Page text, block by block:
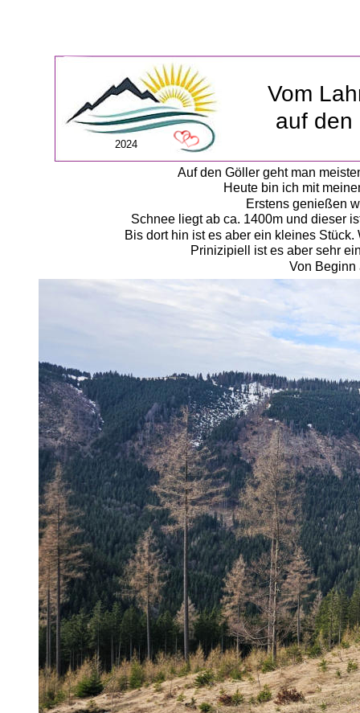
Auf den Göller geht man
Heute bin ich mit
Erstens genießen
Schnee liegt ab ca. 1400m und dieser
Bis dort hin ist es aber ein kleines
Prinizipiell ist es aber sehr
Von
Vom
auf
2024